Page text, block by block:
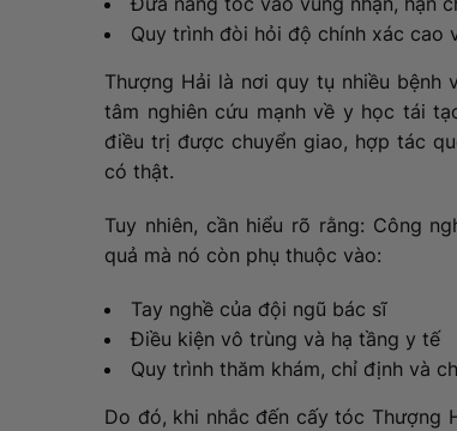
Quy trình đòi hỏi độ chính xác cao
Thượng Hải là nơi quy tụ nhiều
tâm nghiên cứu mạnh về y học tái
điều trị được chuyển giao, hợp tác
có thật.
Tuy nhiên, cần hiểu rõ rằng: Công
quả mà nó còn phụ thuộc vào:
Tay nghề của đội ngũ bác sĩ
Điều kiện vô trùng và hạ tầng y tế
Quy trình thăm khám, chỉ định và
Do đó, khi nhắc đến cấy tóc Thượng